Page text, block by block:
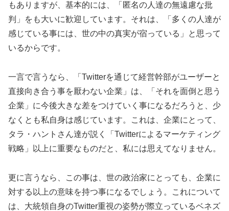
もありますが、基本的には、「匿名の人達の無遠慮な批
判」をも大いに歓迎しています。それは、「多くの人達が
感じている事には、世の中の真実が宿っている」と思って
いるからです。
一言で言うなら、「Twitterを通じて経営幹部がユーザーと
直接向き合う事を厭わない企業」は、「それを面倒と思う
企業」に今後大きな差をつけていく事になるだろうと、少
なくとも私自身は感じています。これは、企業にとって、
タラ・ハントさん達が説く「Twitterによるマーケティング
戦略」以上に重要なものだと、私には思えてなりません。
更に言うなら、この事は、世の政治家にとっても、企業に
対する以上の意味を持つ事になるでしょう。これについて
は、大統領自身のTwitter重視の姿勢が際立っているベネズ